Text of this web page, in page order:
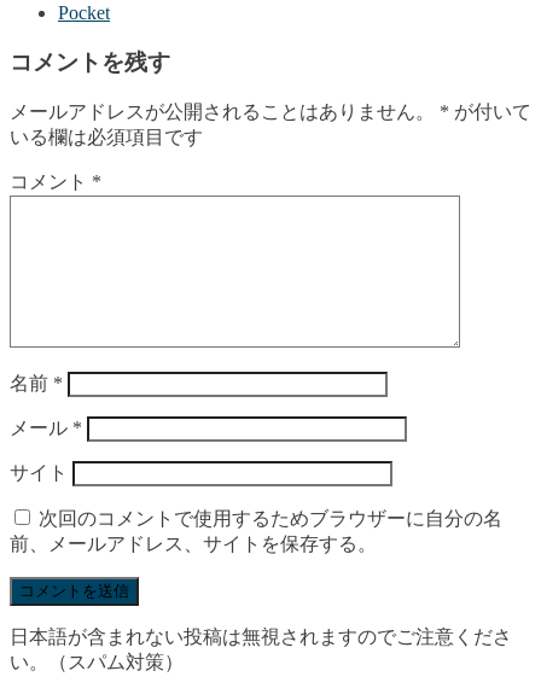
Pocket
コメントを残す
メールアドレスが公開されることはありません。 * が付いて
いる欄は必須項目です
コメント *
名前 *
メール *
サイト
次回のコメントで使用するためブラウザーに自分の名
前、メールアドレス、サイトを保存する。
日本語が含まれない投稿は無視されますのでご注意くださ
い。（スパム対策）